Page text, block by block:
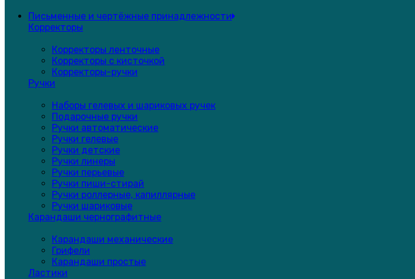
Письменные и чертёжные принадлежности
Корректоры
Корректоры ленточные
Корректоры с кисточкой
Корректоры-ручки
Ручки
Наборы гелевых и шариковых ручек
Подарочные ручки
Ручки автоматические
Ручки гелевые
Ручки детские
Ручки линеры
Ручки перьевые
Ручки пиши-стирай
Ручки роллерные, капиллярные
Ручки шариковые
Карандаши чернографитные
Карандаши механические
Грифели
Карандаши простые
Ластики